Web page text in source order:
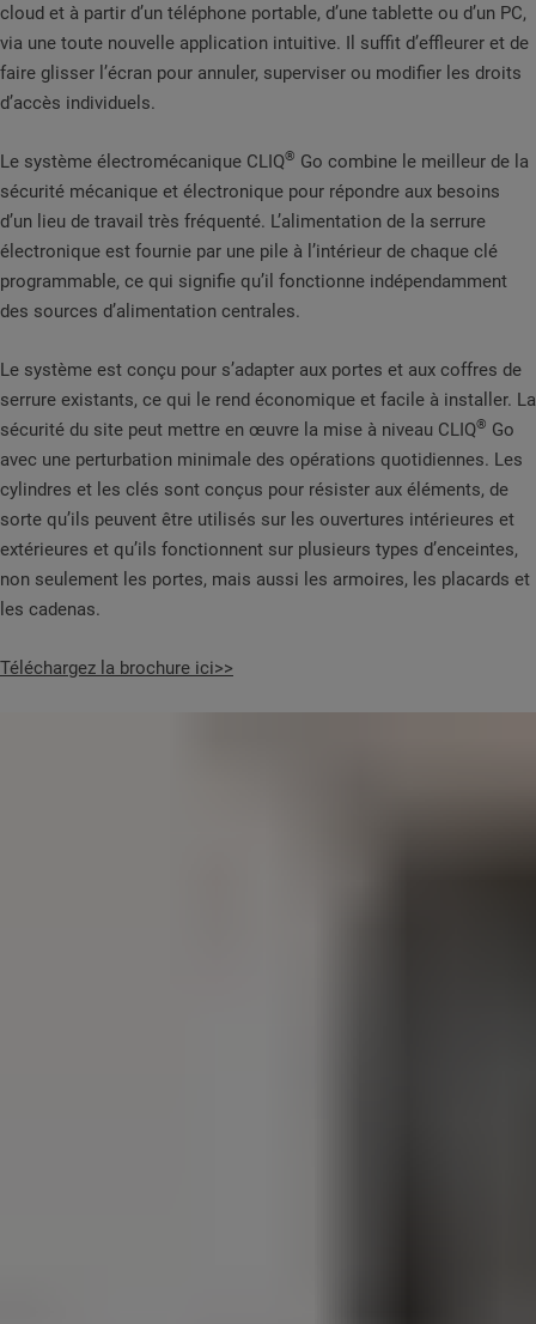
cloud et à partir d’un téléphone portable, d’une tablette ou d’un PC,
via une toute nouvelle application intuitive. Il suffit d’effleurer et de
faire glisser l’écran pour annuler, superviser ou modifier les droits
d’accès individuels.
Le système électromécanique CLIQ® Go combine le meilleur de la
sécurité mécanique et électronique pour répondre aux besoins
d’un lieu de travail très fréquenté. L’alimentation de la serrure
électronique est fournie par une pile à l’intérieur de chaque clé
programmable, ce qui signifie qu’il fonctionne indépendamment
des sources d’alimentation centrales.
Le système est conçu pour s’adapter aux portes et aux coffres de
serrure existants, ce qui le rend économique et facile à installer. La
sécurité du site peut mettre en œuvre la mise à niveau CLIQ® Go
avec une perturbation minimale des opérations quotidiennes. Les
cylindres et les clés sont conçus pour résister aux éléments, de
sorte qu’ils peuvent être utilisés sur les ouvertures intérieures et
extérieures et qu’ils fonctionnent sur plusieurs types d’enceintes,
non seulement les portes, mais aussi les armoires, les placards et
les cadenas.
Téléchargez la brochure ici>>